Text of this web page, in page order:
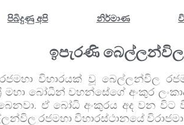
පිබිදුණු අපි නිර්මාණ
ඉපැරණි බෙල්ලන්විල
විහාරයක් වූ බෙල්ලන්විල
මහා බෝධීන් වහන්සේගේ අංකුර
ඒ බෝධි අංකුරය අද වන
රජමහා විහාරස්ථානයේ